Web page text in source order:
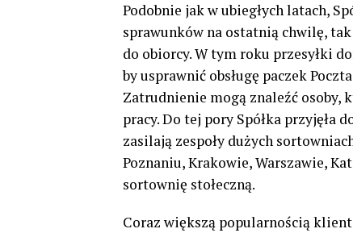
Podobnie jak w ubiegłych latach,
sprawunków na ostatnią chwilę,
do obiorcy. W tym roku przesyłki
by usprawnić obsługę paczek
Zatrudnienie mogą znaleźć osoby,
pracy. Do tej pory Spółka przyjęła
zasilają zespoły dużych
Poznaniu, Krakowie, Warszawie,
sortownię stołeczną.
Coraz większą popularnością